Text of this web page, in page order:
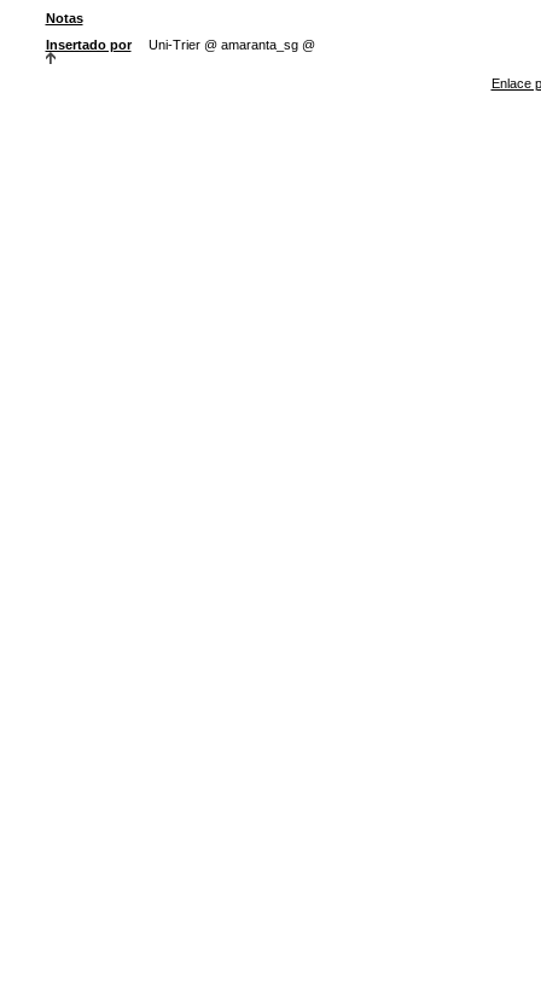
Notas
Insertado por
Uni-Trier @ amaranta_sg @
Enlace